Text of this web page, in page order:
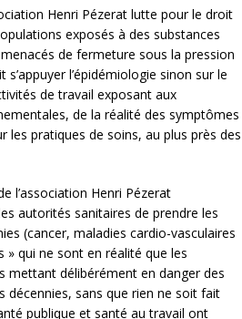
Henri Pézerat lutte pour le droit
exposés à des substances
de fermeture sous la pression
l’épidémiologie sinon sur le
de travail exposant aux
de la réalité des symptômes
les pratiques de soins, au plus près des
l’association Henri Pézerat
autorités sanitaires de prendre les
(cancer, maladies cardio-vasculaires
qui ne sont en réalité que les
mettant délibérément en danger des
décennies, sans que rien ne soit fait
publique et santé au travail ont